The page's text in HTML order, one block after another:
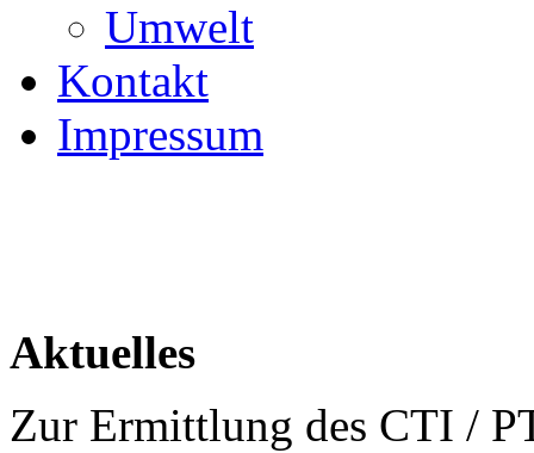
Umwelt
Kontakt
Impressum
Aktuelles
Zur Ermittlung des CTI /